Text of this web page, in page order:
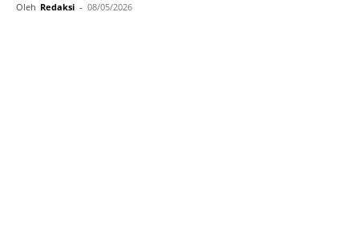
Oleh Redaksi - 08/05/2026